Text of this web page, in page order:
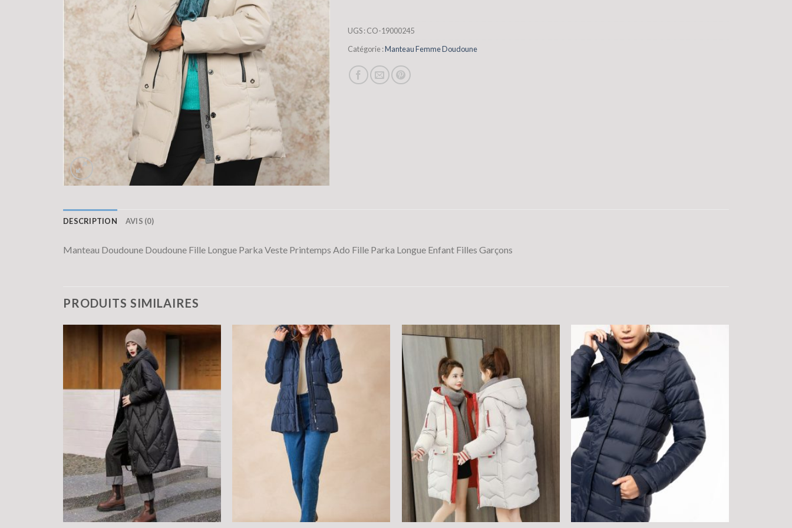
UGS :CO-19000245
Catégorie :Manteau Femme Doudoune
DESCRIPTION AVIS (0)
Manteau Doudoune Doudoune Fille Longue Parka Veste Printemps Ado Fille Parka Longue Enfant Filles Garçons
PRODUITS SIMILAIRES